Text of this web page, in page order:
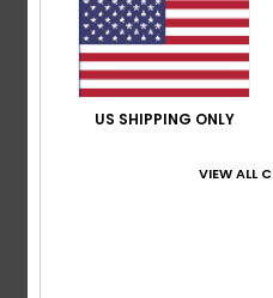
Système de fermeture :
serrage
Longueur :17", coupe
Poches :poches à
US SHIPPING ONLY
VIEW ALL